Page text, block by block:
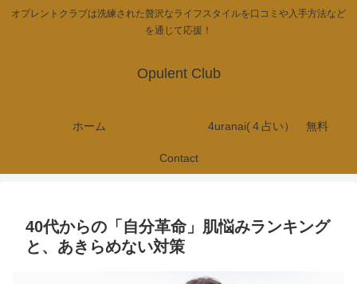
オプレントクラブは洗練された贅沢なライフスタイルを口コミや入手方法など
を通じて応援！
Opulent Club
ホーム 4uranai(４占い） 無料
Contact
40代からの「自分革命」肌悩みランキング
と、あきらめない対策